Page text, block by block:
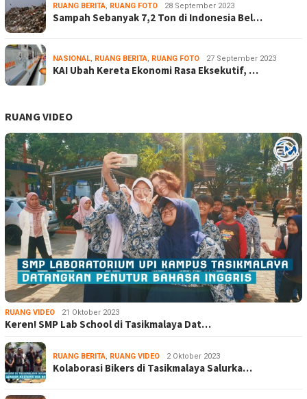
RUANG BERITA, RUANG FOTO 28 September 2023
Sampah Sebanyak 7,2 Ton di Indonesia Bel…
NASIONAL, RUANG BERITA, RUANG FOTO 27 September 2023
KAI Ubah Kereta Ekonomi Rasa Eksekutif, …
RUANG VIDEO
RUANG VIDEO 21 Oktober 2023
Keren! SMP Lab School di Tasikmalaya Dat…
RUANG BERITA, RUANG VIDEO 2 Oktober 2023
Kolaborasi Bikers di Tasikmalaya Salurka…